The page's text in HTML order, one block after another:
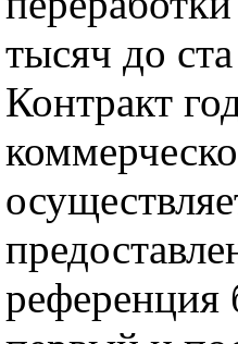
тысяч до
Контракт
референция